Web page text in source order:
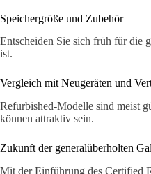
Speichergröße und Zubehör
Entscheiden Sie sich früh für die
ist.
Vergleich mit Neugeräten und
Refurbished-Modelle sind meist
können attraktiv sein.
Zukunft der generalüberholten
Mit der Einführung des Certified